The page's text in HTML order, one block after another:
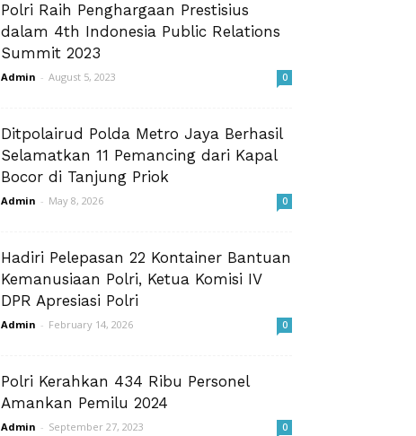
Polri Raih Penghargaan Prestisius
dalam 4th Indonesia Public Relations
Summit 2023
Admin - August 5, 2023 0
Ditpolairud Polda Metro Jaya Berhasil
Selamatkan 11 Pemancing dari Kapal
Bocor di Tanjung Priok
Admin - May 8, 2026 0
Hadiri Pelepasan 22 Kontainer Bantuan
Kemanusiaan Polri, Ketua Komisi IV
DPR Apresiasi Polri
Admin - February 14, 2026 0
Polri Kerahkan 434 Ribu Personel
Amankan Pemilu 2024
Admin - September 27, 2023 0